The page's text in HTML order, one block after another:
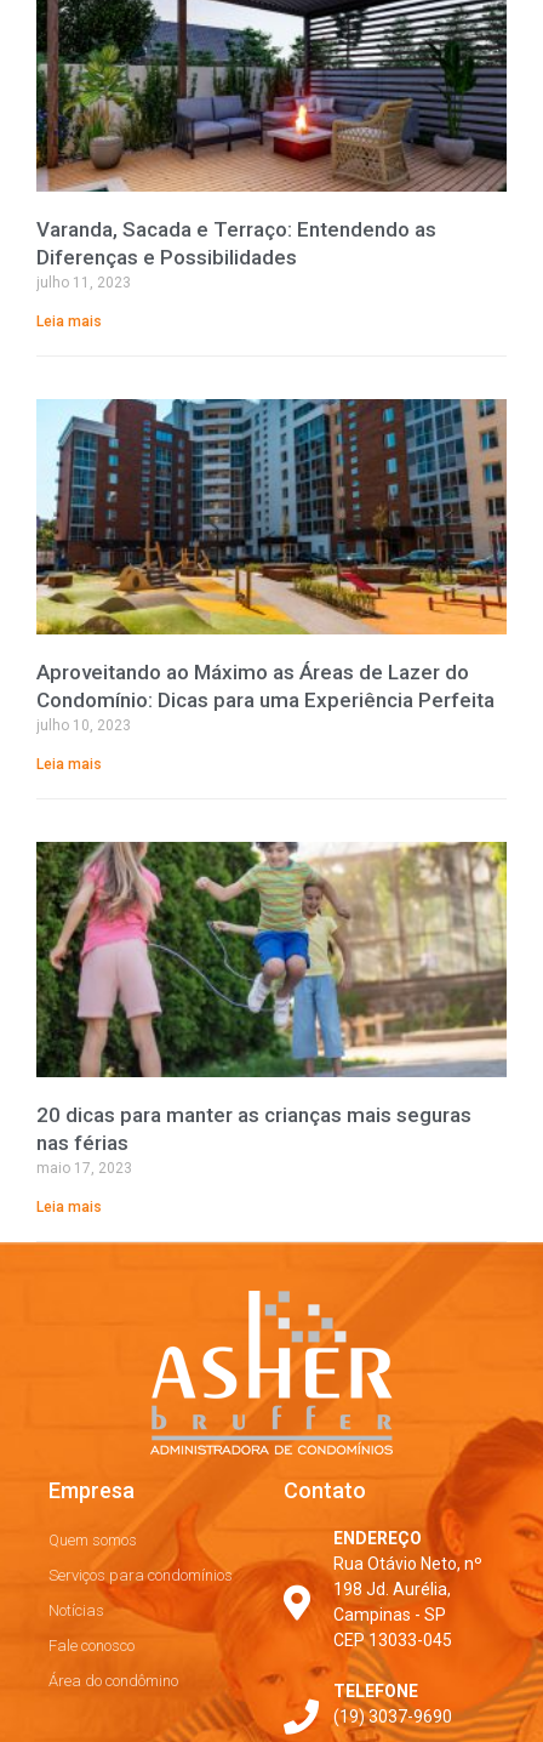
Varanda, Sacada e Terraço: Entendendo as
Diferenças e Possibilidades
julho 11, 2023
Leia mais
Aproveitando ao Máximo as Áreas de Lazer do
Condomínio: Dicas para uma Experiência Perfeita
julho 10, 2023
Leia mais
20 dicas para manter as crianças mais seguras
nas férias
maio 17, 2023
Leia mais
Empresa
Quem somos
Serviços para condomínios
Notícias
Fale conosco
Área do condômino
Contato
ENDEREÇO
Rua Otávio Neto, nº
198 Jd. Aurélia,
Campinas - SP
CEP 13033-045
TELEFONE
(19) 3037-9690